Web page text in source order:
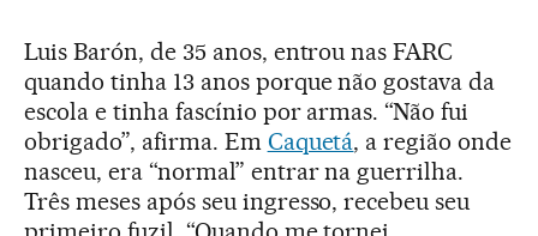
Luis Barón, de 35 anos, entrou nas FARC
quando tinha 13 anos porque não gostava da
escola e tinha fascínio por armas. “Não fui
obrigado”, afirma. Em Caquetá, a região onde
nasceu, era “normal” entrar na guerrilha.
Três meses após seu ingresso, recebeu seu